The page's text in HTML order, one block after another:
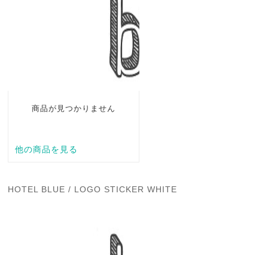
HOTEL BLUE / LOGO STICKER WHITE